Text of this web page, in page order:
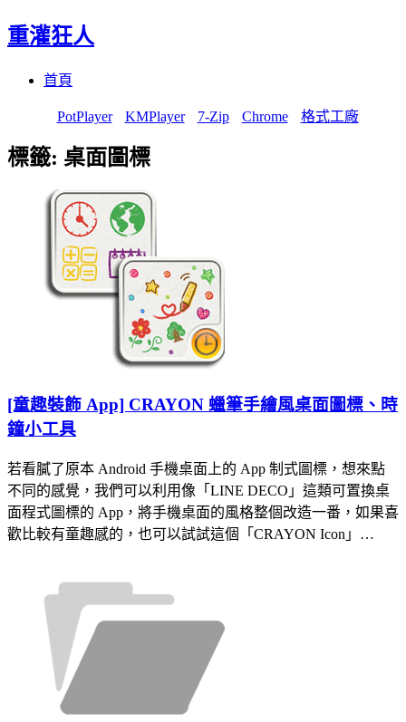
重灌狂人
首頁
PotPlayer KMPlayer 7-Zip Chrome 格式工廠
標籤: 桌面圖標
[童趣裝飾 App] CRAYON 蠟筆手繪風桌面圖標、時
鐘小工具
若看膩了原本 Android 手機桌面上的 App 制式圖標，想來點
不同的感覺，我們可以利用像「LINE DECO」這類可置換桌
面程式圖標的 App，將手機桌面的風格整個改造一番，如果喜
歡比較有童趣感的，也可以試試這個「CRAYON Icon」…